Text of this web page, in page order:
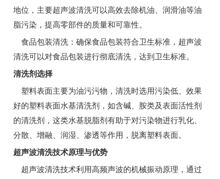
地位，主要超声波清洗可以高效去除机油、润滑油等油
脂污染，提高零部件的质量和可靠性。
食品包装清洗：确保食品包装符合卫生标准，超声波
清洗可以对食品包装进行彻底清洗，达到卫生标准。
清洗剂选择
塑料表面主要为油污污物，清洗时选用污染低、效果
好的塑料表面水基清洗剂，如含碱、胺类及表面活性剂
的清洗剂，这类水基脱脂剂有助于对污染物进行乳化、
分散、增融、润湿、渗透等作用，脱离塑料表面。
超声波清洗技术原理与优势
超声波清洗技术利用高频声波的机械振动原理，通过